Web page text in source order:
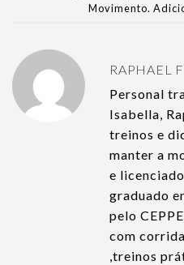
Movimento.
RAPHAEL
Personal
Isabella,
treinos e
manter a
e
graduado
pelo
com
,treinos